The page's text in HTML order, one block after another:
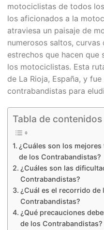
motociclistas de todos
los aficionados a la
atraviesa un paisaje de
numerosos saltos, curvas
estrechos que hacen que
los motociclistas. Esta
de La Rioja, España, y
contrabandistas para
Tabla de contenidos
¿Cuáles son los
de los Contrabandistas?
¿Cuáles son las
Contrabandistas?
¿Cuál es el recorrido de
Contrabandistas?
¿Qué precauciones
de los Contrabandistas?